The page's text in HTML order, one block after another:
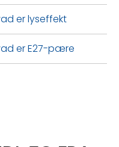
højeffektive
er lyseffekt
er E27-pære